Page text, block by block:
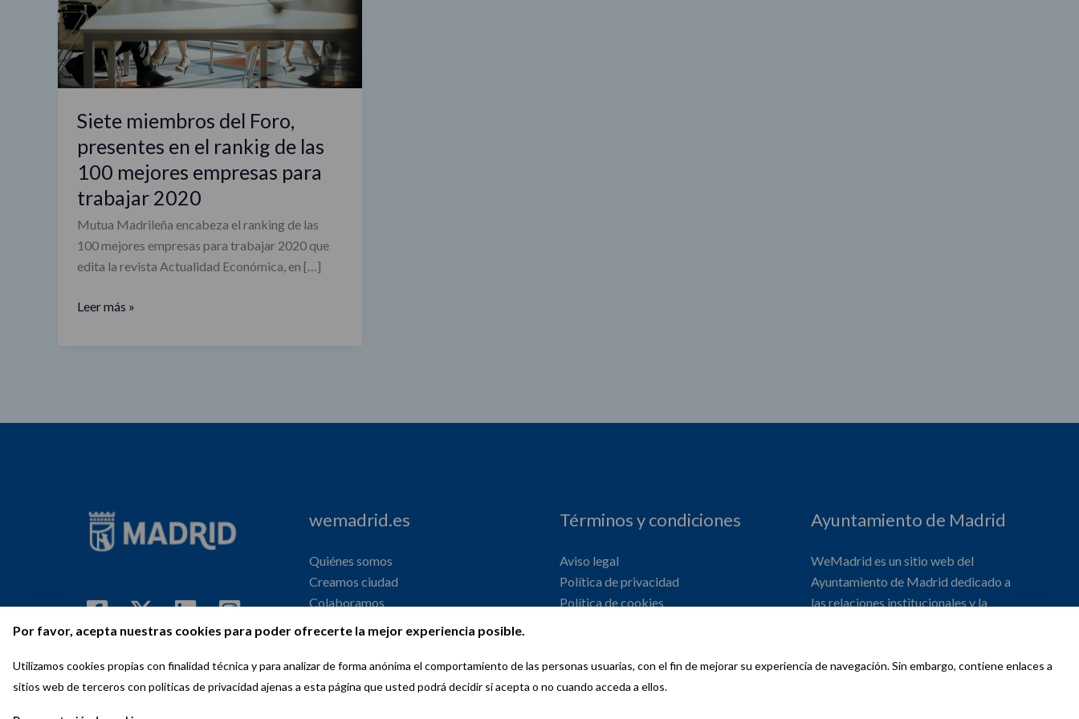
Por favor, acepta nuestras cookies para poder ofrecerte la mejor experiencia posible.
Utilizamos cookies propias con finalidad técnica y para analizar de forma anónima el comportamiento de las personas usuarias, con el fin de mejorar su experiencia de navegación. Sin embargo, contiene enlaces a
sitios web de terceros con políticas de privacidad ajenas a esta página que usted podrá decidir si acepta o no cuando acceda a ellos.
Siete miembros del Foro,
presentes en el rankig de las
100 mejores empresas para
trabajar 2020
Mutua Madrileña encabeza el ranking de las
100 mejores empresas para trabajar 2020 que
edita la revista Actualidad Económica, en […]
el
rankig
de
las
mejores
empresas
para
trabajar
2020
Leer más »
wemadrid.es
Quiénes somos
Creamos ciudad
Colaboramos
Internacional
Términos y condiciones
Aviso legal
Política de privacidad
Política de cookies
Ayuntamiento de Madrid
WeMadrid es un sitio web del
Ayuntamiento de Madrid dedicado a
las relaciones institucionales y la